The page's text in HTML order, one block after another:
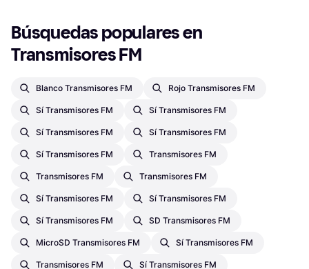
Búsquedas populares en
Transmisores FM
Blanco Transmisores FM Rojo Transmisores FM
Sí Transmisores FM Sí Transmisores FM
Sí Transmisores FM Sí Transmisores FM
Sí Transmisores FM Transmisores FM
Transmisores FM Transmisores FM
Sí Transmisores FM Sí Transmisores FM
Sí Transmisores FM SD Transmisores FM
MicroSD Transmisores FM Sí Transmisores FM
Transmisores FM Sí Transmisores FM